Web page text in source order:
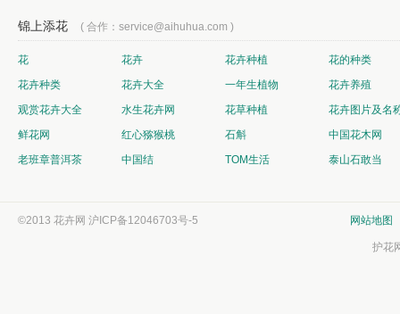
锦上添花 ( 合作：service@aihuhua.com )
花 花卉 花卉种植
花的种类
花卉种类
花卉大全 一年生植物
花卉养殖
观赏花卉大全
水生花卉网 花草种植
花卉图片及名
鲜花网
红心猕猴桃 石斛
中国花木网
老班章普洱茶
中国结 TOM生活 泰山石敢当
©2013 花卉网 沪ICP备12046703号-5 网站地图
护花